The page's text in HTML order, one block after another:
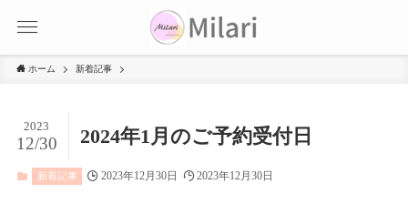
ホーム 新着記事
2024年1月のご予約受付日
2023
12/30
新着記事 2023年12月30日 2023年12月30日